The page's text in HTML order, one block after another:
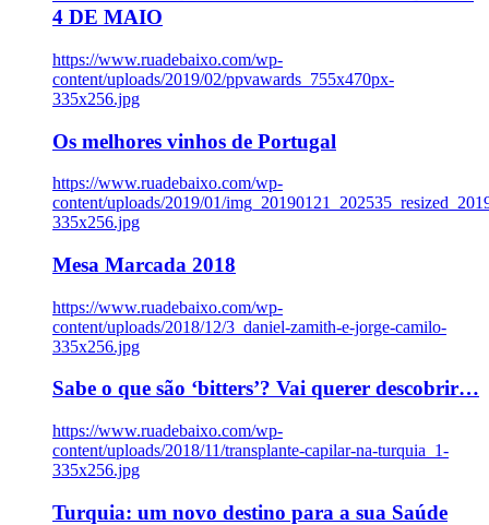
4 DE MAIO
https://www.ruadebaixo.com/wp-
content/uploads/2019/02/ppvawards_755x470px-
335x256.jpg
Os melhores vinhos de Portugal
https://www.ruadebaixo.com/wp-
content/uploads/2019/01/
335x256.jpg
Mesa Marcada 2018
https://www.ruadebaixo.com/wp-
content/uploads/2018/12/3_daniel-zamith-e-jorge-camilo-
335x256.jpg
Sabe o que são ‘bitters’? Vai querer descobrir…
https://www.ruadebaixo.com/wp-
content/uploads/2018/11/transplante-capilar-na-turquia_1-
335x256.jpg
Turquia: um novo destino para a sua Saúde